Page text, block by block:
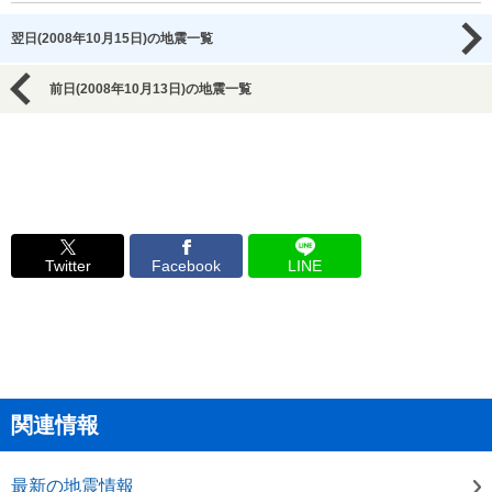
翌日(2008年10月15日)の地震一覧
前日(2008年10月13日)の地震一覧
Twitter Facebook LINE
関連情報
最新の地震情報